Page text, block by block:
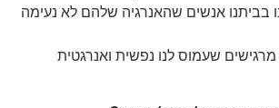
בביתנו אנשים שהאנרגיה שלהם לא נעימה
שעמוס לנו נפשית ואנרגטית